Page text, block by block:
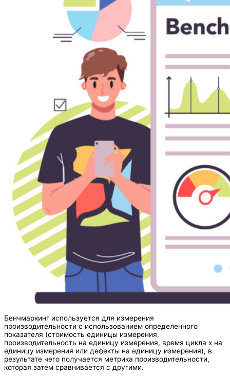
Бенчмаркинг используется для измерения
производительности с использованием определенного
показателя (стоимость единицы измерения,
производительность на единицу измерения, время цикла x на
единицу измерения или дефекты на единицу измерения), в
результате чего получается метрика производительности,
которая затем сравнивается с другими.